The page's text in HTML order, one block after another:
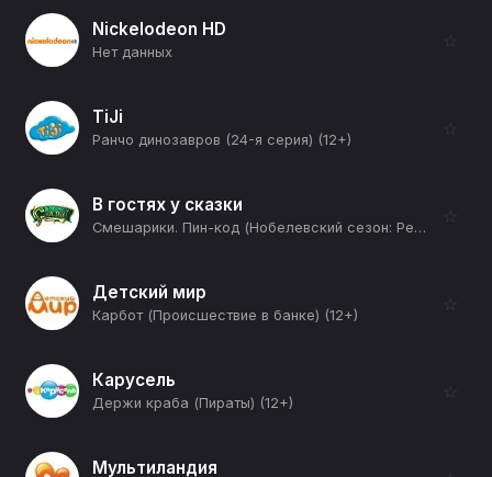
Nickelodeon HD
Нет данных
☆
TiJi
Ранчо динозавров (24-я серия) (12+)
☆
В гостях у сказки
Смешарики. Пин-код (Нобелевский сезон: Рефлексия) (12+)
☆
Детский мир
Карбот (Происшествие в банке) (12+)
☆
Карусель
Держи краба (Пираты) (12+)
☆
Мультиландия